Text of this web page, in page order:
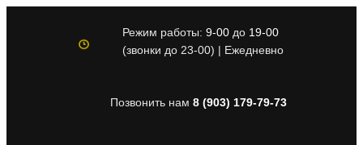
содержимому
Режим работы: 9-00до 19-00
(звонки до 23-00) | Ежедневно
Позвонить нам 8 (903) 179-79-73